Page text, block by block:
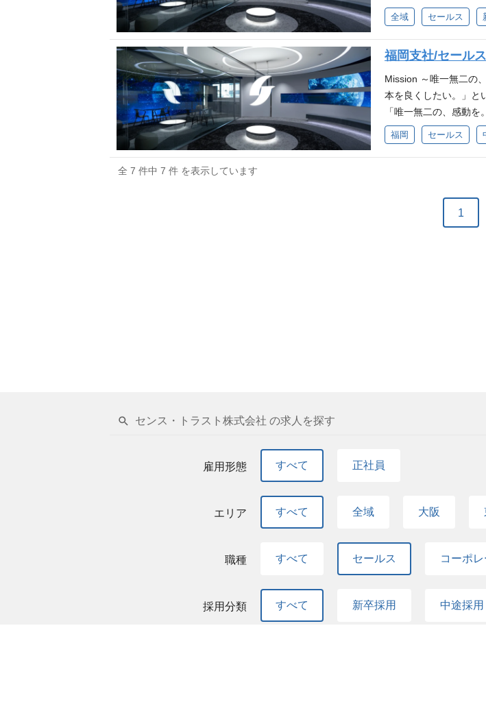
ント」の配属 Mission
動産を通じて日本を良
を超え、人々に「唯一
特別な意味を持ち、心
こと追求し続けていま
に、末永く信頼され
たちは感動の連鎖を
産売買の営業職経験3
的に動ける方 変化を
ォーム立案」「販売」
す。 ■主な業務内容 物
査…周辺エリアの相場
場を調査したうえで、
地・広さを踏まえて想
を重ね、その物件にベ
る場合と自社で販売
長く、人類がはじめて
入れたその感動は計り
えても尚、私たちの生
会社は不動産業界で
先輩社員出身大学◇
全域 セールス
福岡支社/セールス
Mission ～唯一無二の
本を良くしたい。」と
「唯一無二の、感動
ち、心に響く体験とな
ています。 不動産が本
される存在として、共
エリアの事業成長を
の情報収集…不動産仲
限定可） ◇WANT◇ ・
ード感のある環境で成
福岡 セールス
全 7 件中 7 件 を表示しています
1
センス・トラスト株式会社 の求人を探す
雇用形態 すべて 正社員
エリア すべて 全域 大阪
職種 すべて セールス コーポレ
採用分類 すべて 新卒採用 中途採用